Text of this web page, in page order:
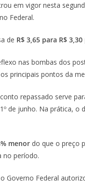
em vigor nesta
Federal.
de R$ 3,65 para R$
nas bombas dos
principais pontos da
repassado serve
de junho. Na prática, o
menor do que o preço
no período.
Governo Federal